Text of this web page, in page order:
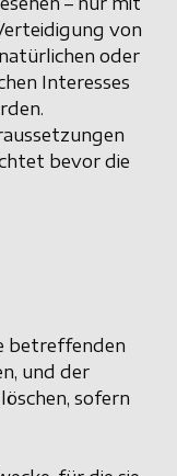
von
oder
Interesses
bevor die
betreffenden
und der
sofern